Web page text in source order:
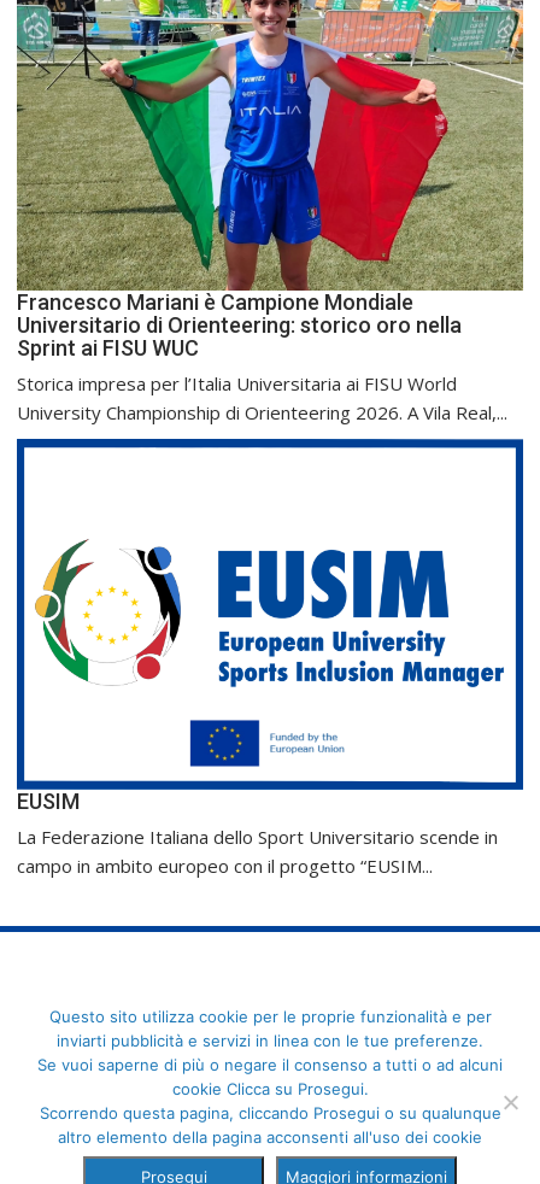
Francesco Mariani è Campione Mondiale
Universitario di Orienteering: storico oro nella
Sprint ai FISU WUC
Storica impresa per l’Italia Universitaria ai FISU World
University Championship di Orienteering 2026. A Vila Real,...
EUSIM
La Federazione Italiana dello Sport Universitario scende in
campo in ambito europeo con il progetto “EUSIM...
FederCUSI: Federazione Italiana dello Sport Universitario - Via
Angelo Brofferio, 7 - 00195 Roma - C.F. 80109270589
Questo sito utilizza cookie per le proprie funzionalità e per
inviarti pubblicità e servizi in linea con le tue preferenze.
Se vuoi saperne di più o negare il consenso a tutti o ad alcuni
cookie Clicca su Prosegui.
Scorrendo questa pagina, cliccando Prosegui o su qualunque
altro elemento della pagina acconsenti all'uso dei cookie
Prosegui Maggiori informazioni